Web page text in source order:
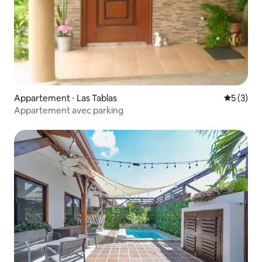
Appartement ⋅ Las Tablas
5 (3)
Appartement avec parking